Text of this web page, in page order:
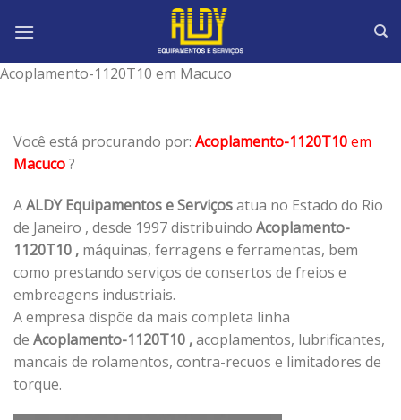
Acoplamento-1120T10 em Macuco
Você está procurando por: Acoplamento-1120T10em
Macuco?
AALDY Equipamentos e Serviçosatua no Estado do Rio
de Janeiro , desde 1997 distribuindo Acoplamento-
1120T10 , máquinas, ferragens e ferramentas, bem
como prestando serviços de consertos de freios e
embreagens industriais.
A empresa dispõe da mais completa linha
de Acoplamento-1120T10 ,acoplamentos, lubrificantes,
mancais de rolamentos, contra-recuos e limitadores de
torque.